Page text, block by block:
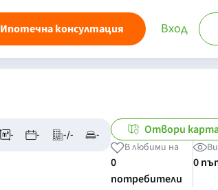
Ипотечна консултация Вход
- - -/- - Отвори
В любими на
0
потребители
0